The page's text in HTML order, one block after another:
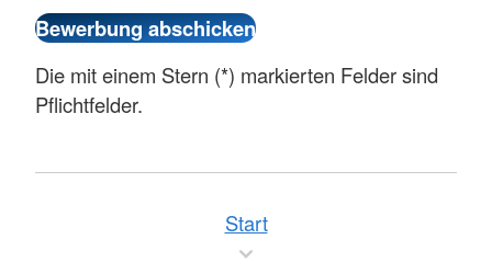
Die mit einem Stern (*) markierten Felder sind
Pflichtfelder.
Start